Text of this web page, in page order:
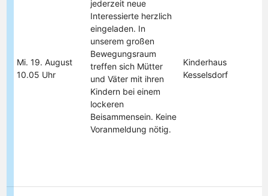
Mi. 19. August
10.05 Uhr
jederzeit neue
Interessierte herzlich
eingeladen. In
unserem großen
Bewegungsraum
treffen sich Mütter
und Väter mit ihren
Kindern bei einem
lockeren
Beisammensein. Keine
Voranmeldung nötig.
Kinderhaus
Kesselsdorf